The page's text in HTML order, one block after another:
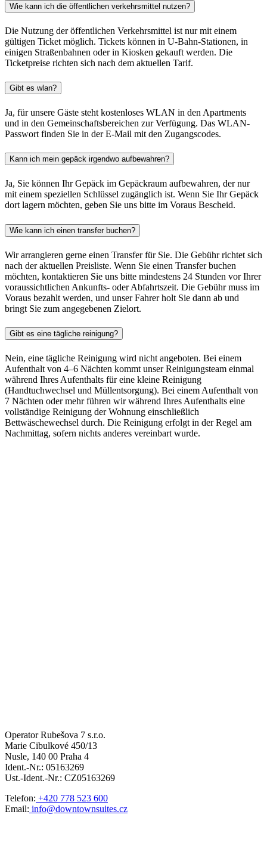
Wie kann ich die öffentlichen verkehrsmittel nutzen?
Die Nutzung der öffentlichen Verkehrsmittel ist nur mit einem
gültigen Ticket möglich. Tickets können in U-Bahn-Stationen, in
einigen Straßenbahnen oder in Kiosken gekauft werden. Die
Ticketpreise richten sich nach dem aktuellen Tarif.
Gibt es wlan?
Ja, für unsere Gäste steht kostenloses WLAN in den Apartments
und in den Gemeinschaftsbereichen zur Verfügung. Das WLAN-
Passwort finden Sie in der E-Mail mit den Zugangscodes.
Kann ich mein gepäck irgendwo aufbewahren?
Ja, Sie können Ihr Gepäck im Gepäckraum aufbewahren, der nur
mit einem speziellen Schlüssel zugänglich ist. Wenn Sie Ihr Gepäck
dort lagern möchten, geben Sie uns bitte im Voraus Bescheid.
Wie kann ich einen transfer buchen?
Wir arrangieren gerne einen Transfer für Sie. Die Gebühr richtet sich
nach der aktuellen Preisliste. Wenn Sie einen Transfer buchen
möchten, kontaktieren Sie uns bitte mindestens 24 Stunden vor Ihrer
voraussichtlichen Ankunfts- oder Abfahrtszeit. Die Gebühr muss im
Voraus bezahlt werden, und unser Fahrer holt Sie dann ab und
bringt Sie zum angegebenen Zielort.
Gibt es eine tägliche reinigung?
Nein, eine tägliche Reinigung wird nicht angeboten. Bei einem
Aufenthalt von 4–6 Nächten kommt unser Reinigungsteam einmal
während Ihres Aufenthalts für eine kleine Reinigung
(Handtuchwechsel und Müllentsorgung). Bei einem Aufenthalt von
7 Nächten oder mehr führen wir während Ihres Aufenthalts eine
vollständige Reinigung der Wohnung einschließlich
Bettwäschewechsel durch. Die Reinigung erfolgt in der Regel am
Nachmittag, sofern nichts anderes vereinbart wurde.
Operator Rubešova 7 s.r.o.
Marie Cibulkové 450/13
Nusle, 140 00 Praha 4
Ident.-Nr.: 05163269
Ust.-Ident.-Nr.: CZ05163269
Telefon: +420 778 523 600
Email: info@downtownsuites.cz